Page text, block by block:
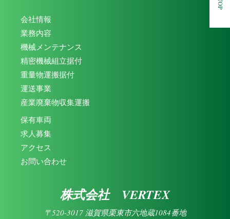
会社情報
業務内容
機械メンテナンス
精密機械組立据付
重量物運搬据付
運送事業
産業廃棄物収集運搬
保有車両
求人募集
アクセス
お問い合わせ
株式会社 VERTEX
〒520-3017 滋賀県栗東市六地蔵1084番地